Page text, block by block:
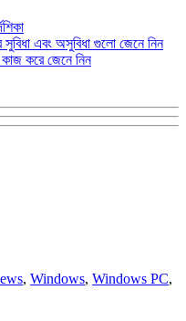
এবং অসুবিধা গুলো জেনে নিন
করে জেনে নিন
, Windows, Windows PC,